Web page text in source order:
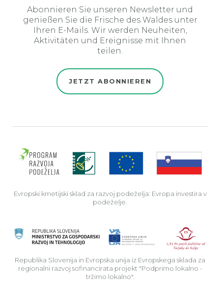
Abonnieren Sie unseren Newsletter und
genießen Sie die Frische des Waldes unter
Ihren E-Mails. Wir werden Neuheiten,
Aktivitäten und Ereignisse mit Ihnen
teilen.
JETZT ABONNIEREN
Evropski kmetijski sklad za razvoj podeželja: Evropa investira v
podeželje.
Republika Slovenija in Evropska unija iz Evropskega sklada za
regionalni razvoj sofinancirata projekt "Podprimo lokalno -
tržimo lokalno".